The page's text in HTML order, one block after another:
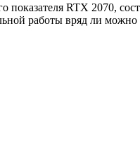
показателя RTX 2070,
работы вряд ли